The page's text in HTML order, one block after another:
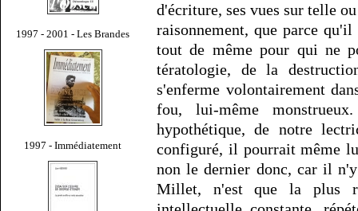
1997 - 2001 - Les Brandes
1997 - Immédiatement
d'écriture, ses vues sur telle
raisonnement, que parce
tout de même pour qui ne
tératologie, de la
s'enferme volontairement
fou, lui-même
hypothétique, de notre
configuré, il pourrait même
non le dernier donc, car il
Millet, n'est que la plus